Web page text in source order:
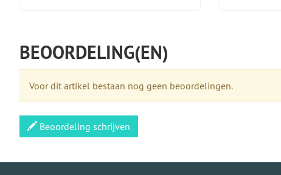
BEOORDELING(EN)
Voor dit artikel bestaan nog geen beoordelingen.
Beoordeling schrijven